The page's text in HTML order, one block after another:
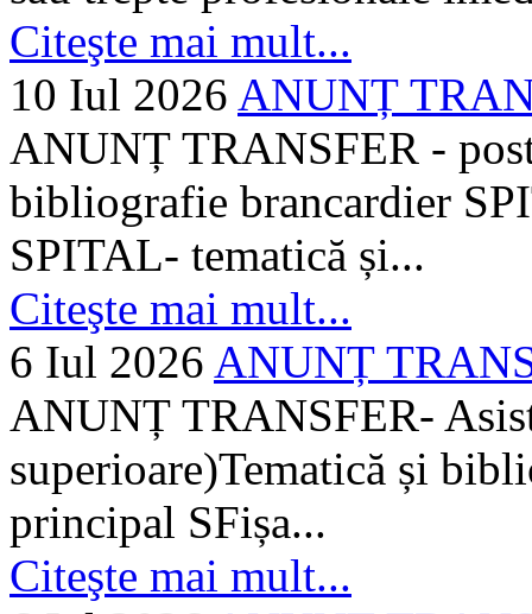
Citeşte mai mult...
10 Iul 2026 ANUNȚ
ANUNȚ TRANSFER -
bibliografie brancardier
SPITAL- tematică și...
Citeşte mai mult...
6 Iul 2026 ANUNȚ
ANUNȚ TRANSFER-
superioare)Tematică și
principal SFișa...
Citeşte mai mult...